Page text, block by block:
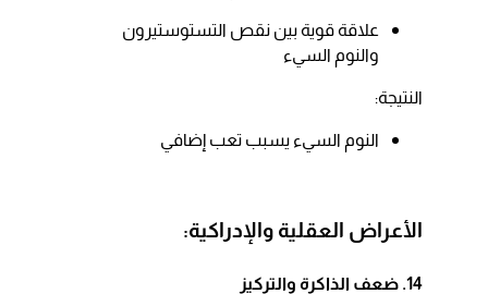
علاقة قوية بين نقص التستوستيرون
والنوم السيء​
النتيجة:​
النوم السيء يسبب تعب إضافي
الأعراض العقلية والإدراكية:
14. ضعف الذاكرة والتركيز